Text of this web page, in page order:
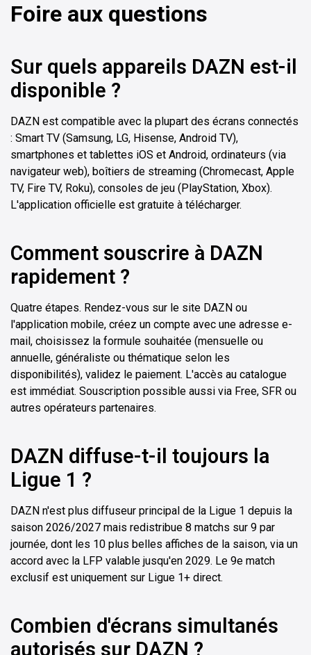
Foire aux questions
Sur quels appareils DAZN est-il
disponible ?
DAZN est compatible avec la plupart des écrans connectés
: Smart TV (Samsung, LG, Hisense, Android TV),
smartphones et tablettes iOS et Android, ordinateurs (via
navigateur web), boîtiers de streaming (Chromecast, Apple
TV, Fire TV, Roku), consoles de jeu (PlayStation, Xbox).
L'application officielle est gratuite à télécharger.
Comment souscrire à DAZN
rapidement ?
Quatre étapes. Rendez-vous sur le site DAZN ou
l'application mobile, créez un compte avec une adresse e-
mail, choisissez la formule souhaitée (mensuelle ou
annuelle, généraliste ou thématique selon les
disponibilités), validez le paiement. L'accès au catalogue
est immédiat. Souscription possible aussi via Free, SFR ou
autres opérateurs partenaires.
DAZN diffuse-t-il toujours la
Ligue 1 ?
DAZN n'est plus diffuseur principal de la Ligue 1 depuis la
saison 2026/2027 mais redistribue 8 matchs sur 9 par
journée, dont les 10 plus belles affiches de la saison, via un
accord avec la LFP valable jusqu'en 2029. Le 9e match
exclusif est uniquement sur Ligue 1+ direct.
Combien d'écrans simultanés
autorisés sur DAZN ?